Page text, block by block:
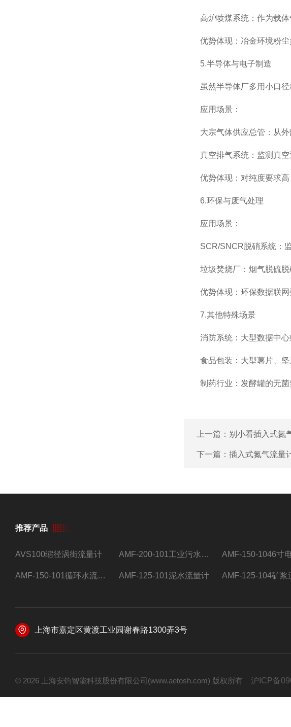
高炉喷煤系统：作为载体
优势体现：冶金环境粉尘
5.半导体与电子制造
虽然半导体厂多用小口径
应用场景：
大宗气体供应总管：从外
真空排气系统：监测真空
优势体现：对纯度要求高
6.环保与废气处理
应用场景：
SCR/SNCR脱硝系统：监
垃圾焚烧厂：烟气脱硫脱
优势体现：环保数据联网
7.其他特殊场景
消防系统：大型数据中心
食品包装：大型薯片、坚
制药行业：发酵罐的无菌
上一篇： 别小看插入式氮
下一篇： 插入式氮气流量
推荐产品
AVS100缩径涡街流量计 AMF-200-101工业污水流量计
AMF-150-101循环水流量计,电磁流量计 AMF-125-101泥水流量计 AMF-125-104矿浆
上海市嘉定区黄渡工业园谢春路1300弄3号
© 2026 上海安钧智能科技股份有限公司(www.aetosh.com) 版权所有 沪ICP备